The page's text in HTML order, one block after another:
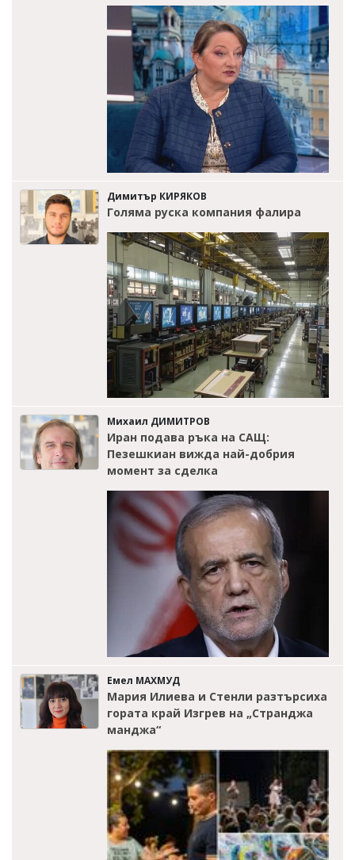
Димитър КИРЯКОВ
Голяма руска компания фалира
Михаил ДИМИТРОВ
Иран подава ръка на САЩ:
Пезешкиан вижда най-добрия
момент за сделка
Емел МАХМУД
Мария Илиева и Стенли разтърсиха
гората край Изгрев на „Странджа
манджа“